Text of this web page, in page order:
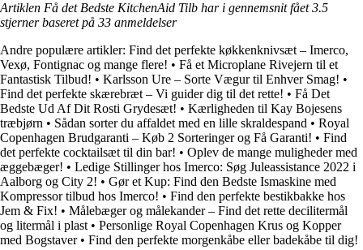
Artiklen Få det Bedste KitchenAid Tilb har i gennemsnit fået3.5
stjerner baseret på 33 anmeldelser
Andre populære artikler: Find det perfekte køkkenknivsæt – Imerco,
Vexø, Fontignac og mange flere! • Få et Microplane Rivejern til et
Fantastisk Tilbud! • Karlsson Ure – Sorte Vægur til Enhver Smag! •
Find det perfekte skærebræt – Vi guider dig til det rette! • Få Det
Bedste Ud Af Dit Rosti Grydesæt! • Kærligheden til Kay Bojesens
træbjørn • Sådan sorter du affaldet med en lille skraldespand • Royal
Copenhagen Brudgaranti – Køb 2 Sorteringer og Få Garanti! • Find
det perfekte cocktailsæt til din bar! • Oplev de mange muligheder med
æggebæger! • Ledige Stillinger hos Imerco: Søg Juleassistance 2022 i
Aalborg og City 2! • Gør et Kup: Find den Bedste Ismaskine med
Kompressor tilbud hos Imerco! • Find den perfekte bestikbakke hos
Jem & Fix! • Målebæger og målekander – Find det rette decilitermål
og litermål i plast • Personlige Royal Copenhagen Krus og Kopper
med Bogstaver• Find den perfekte morgenkåbe eller badekåbe til dig!